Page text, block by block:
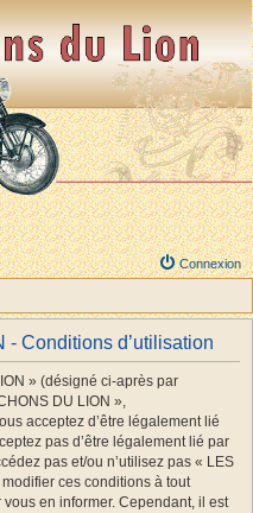
Connexion
- Conditions d’utilisation
» (désigné ci-après par
DU LION »,
acceptez d’être légalement lié
pas d’être légalement lié par
pas et/ou n’utilisez pas « LES
ces conditions à tout
en informer. Cependant, il est